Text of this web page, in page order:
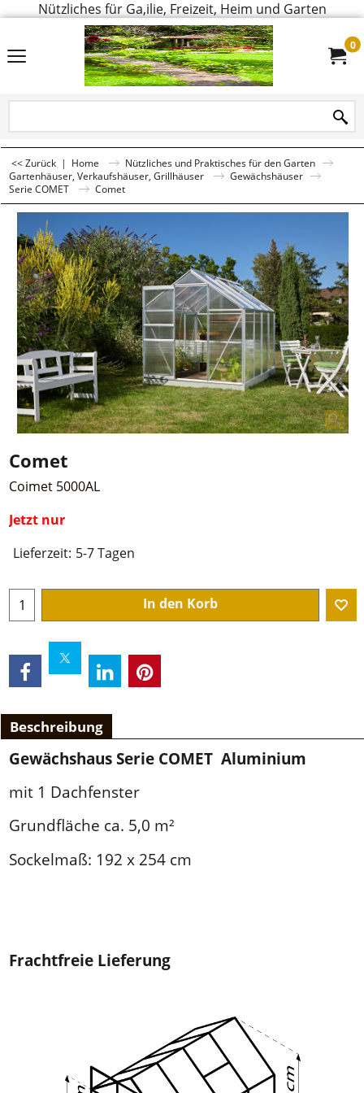
Nützliches für Ga,ilie, Freizeit, Heim und Garten
0
<< Zurück | Home
Nützliches und Praktisches für den Garten
Gartenhäuser, Verkaufshäuser, Grillhäuser
Gewächshäuser
Serie COMET
Comet
Comet
Coimet 5000AL
Jetzt nur
Lieferzeit: 5-7 Tagen
In den Korb
Beschreibung
Gewächshaus Serie COMET Aluminium
mit 1 Dachfenster
Grundfläche ca. 5,0 m²
Sockelmaß: 192 x 254 cm
Frachtfreie Lieferung